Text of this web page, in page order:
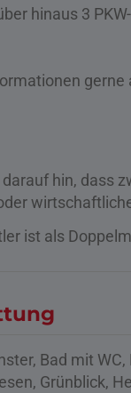
hinaus 3
gerne
hin, dass
ist als
Bad mit WC
Grünblick